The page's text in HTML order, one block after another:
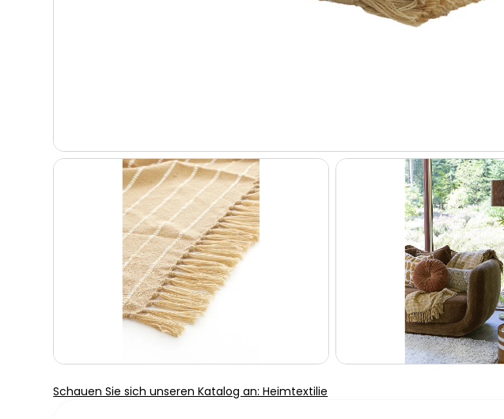
Schauen Sie sich unseren Katalog an: Heimtextilie